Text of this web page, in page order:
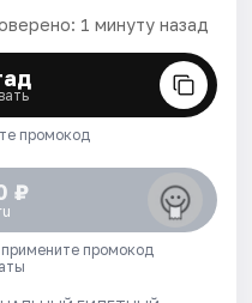
1 минуту назад
промокод
₽
промокод